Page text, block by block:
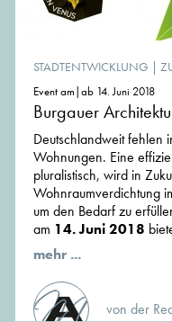
STADTENTWICKLUNG |
Event am|ab 14. Juni 2018
Burgauer
Deutschlandweit fehlen
Wohnungen. Eine
pluralistisch, wird in
Wohnraumverdichtung
um den Bedarf zu
am 14. Juni 2018
mehr ...
von der